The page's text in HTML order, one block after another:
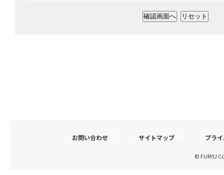
お問い合わせ サイトマップ プラ
© FURYU